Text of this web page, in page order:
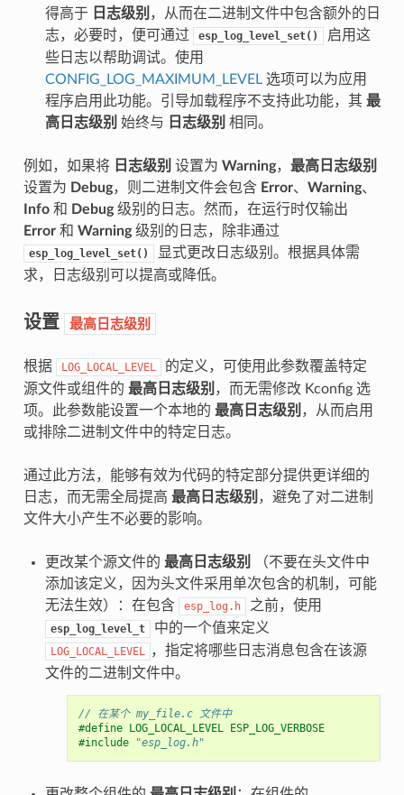
得高于 日志级别 ，从而在二进制文件中包含额外的日
志，必要时，便可通过
esp_log_level_set()
启用这
些日志以帮助调试。使用
CONFIG_LOG_MAXIMUM_LEVEL选项可以为应用
程序启用此功能。引导加载程序不支持此功能，其 最
高日志级别 始终与 日志级别 相同。
例如，如果将 日志级别 设置为 Warning， 最高日志级别
设置为 Debug，则二进制文件会包含 Error、 Warning、
Info和 Debug级别的日志。然而，在运行时仅输出
Error和 Warning级别的日志，除非通过
esp_log_level_set()
显式更改日志级别。根据具体需
求，日志级别可以提高或降低。
设置 最高日志级别
根据 LOG_LOCAL_LEVEL
的定义，可使用此参数覆盖特定
源文件或组件的 最高日志级别 ，而无需修改 Kconfig 选
项。此参数能设置一个本地的 最高日志级别 ，从而启用
或排除二进制文件中的特定日志。
通过此方法，能够有效为代码的特定部分提供更详细的
日志，而无需全局提高 最高日志级别 ，避免了对二进制
文件大小产生不必要的影响。
更改某个源文件的 最高日志级别
（不要在头文件中
添加该定义，因为头文件采用单次包含的机制，可能
无法生效）：在包含
esp_log.h 之前，使用
esp_log_level_t 中的一个值来定义
LOG_LOCAL_LEVEL ，指定将哪些日志消息包含在该源
文件的二进制文件中。
// 在某个 my_file.c 文件中
#define LOG_LOCAL_LEVEL ESP_LOG_VERBOSE
#include
"esp_log.h"